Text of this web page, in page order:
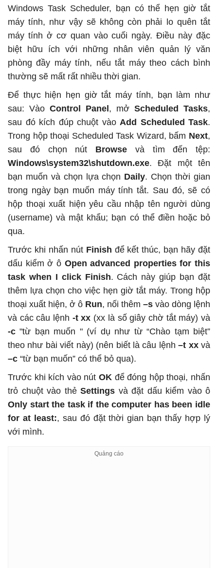
Windows Task Scheduler, bạn có thể hẹn giờ tắt
máy tính, như vậy sẽ không còn phải lo quên tắt
máy tính ở cơ quan vào cuối ngày. Điều này đặc
biệt hữu ích với những nhân viên quản lý văn
phòng đầy máy tính, nếu tắt máy theo cách bình
thường sẽ mất rất nhiều thời gian.
Để thực hiện hẹn giờ tắt máy tính, bạn làm như
sau: Vào Control Panel, mở Scheduled Tasks,
sau đó kích đúp chuột vào Add Scheduled Task.
Trong hộp thoại Scheduled Task Wizard, bấm Next,
sau đó chọn nút Browse và tìm đến tệp:
Windows\system32\shutdown.exe. Đặt một tên
bạn muốn và chọn lựa chọn Daily. Chọn thời gian
trong ngày bạn muốn máy tính tắt. Sau đó, sẽ có
hộp thoại xuất hiện yêu cầu nhập tên người dùng
(username) và mật khẩu; bạn có thể điền hoặc bỏ
qua.
Trước khi nhấn nút Finish để kết thúc, bạn hãy đặt
dấu kiểm ở ô Open advanced properties for this
task when I click Finish. Cách này giúp bạn đặt
thêm lựa chọn cho việc hẹn giờ tắt máy. Trong hộp
thoại xuất hiện, ở ô Run, nối thêm –s vào dòng lệnh
và các câu lệnh -t xx (xx là số giây chờ tắt máy) và
-c "từ bạn muốn " (ví dụ như từ “Chào tạm biệt”
theo như bài viết này) (nên biết là câu lệnh–t xxvà
–c “từ bạn muốn” có thể bỏ qua).
Trước khi kích vào nút OK để đóng hộp thoại, nhấn
trỏ chuột vào thẻ Settings và đặt dấu kiểm vào ô
Only start the task if the computer has been idle
for at least:, sau đó đặt thời gian bạn thấy hợp lý
với mình.